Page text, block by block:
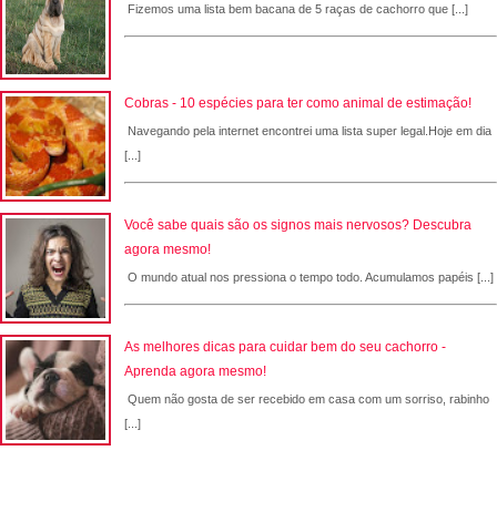
Fizemos uma lista bem bacana de 5 raças de cachorro que [...]
Cobras - 10 espécies para ter como animal de estimação!
Navegando pela internet encontrei uma lista super legal.Hoje em dia
[...]
Você sabe quais são os signos mais nervosos? Descubra
agora mesmo!
O mundo atual nos pressiona o tempo todo. Acumulamos papéis [...]
As melhores dicas para cuidar bem do seu cachorro -
Aprenda agora mesmo!
Quem não gosta de ser recebido em casa com um sorriso, rabinho
[...]